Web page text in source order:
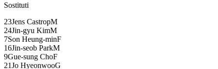
Sostituti
23Jens CastropM
24Jin-gyu KimM
7Son Heung-minF
16Jin-seob ParkM
9Gue-sung ChoF
21Jo HyeonwooG